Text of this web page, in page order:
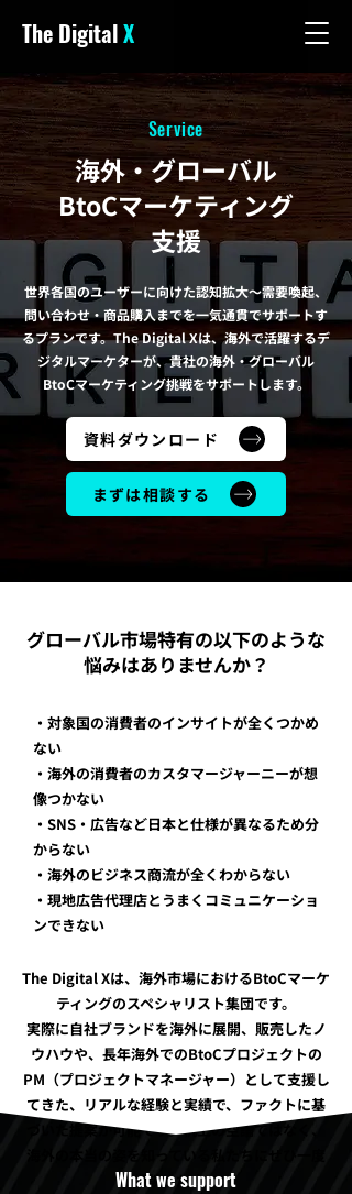
The DigitalX
Service
海外・グローバル
BtoCマーケティング
支援
世界各国のユーザーに向けた認知拡大～需要喚起、
問い合わせ・商品購入までを一気通貫でサポートす
るプランです。The Digital Xは、海外で活躍するデ
ジタルマーケターが、貴社の海外・グローバル
BtoCマーケティング挑戦をサポートします。
資料ダウンロード
まずは相談する
グローバル市場特有の以下のような
悩みはありませんか？
・対象国の消費者のインサイトが全くつかめ
ない
・海外の消費者のカスタマージャーニーが想
像つかない
・SNS・広告など日本と仕様が異なるため分
からない
・海外のビジネス商流が全くわからない
・現地広告代理店とうまくコミュニケーショ
ンできない
The Digital Xは、海外市場におけるBtoCマーケ
ティングのスペシャリスト集団です。
実際に自社ブランドを海外に展開、販売したノ
ウハウや、長年海外でのBtoCプロジェクトの
PM（プロジェクトマネージャー）として支援し
てきた、リアルな経験と実績で、ファクトに基
づいた提案が可能です。机上の空論ではなく、
ご相談ください。
What we support